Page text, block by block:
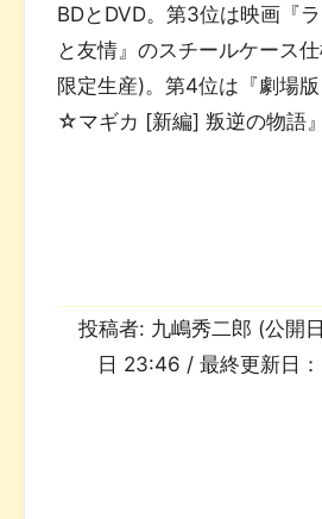
BDとDVD。第3位は映画『
と友情』のスチールケース
限定生産)。第4位は『劇場
☆マギカ [新編] 叛逆の物語』
投稿者: 九嶋秀二郎 (公開
日 23:46 / 最終更新日：